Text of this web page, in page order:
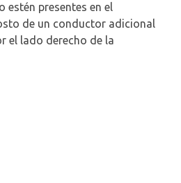
estén presentes en el
de un conductor adicional
el lado derecho de la